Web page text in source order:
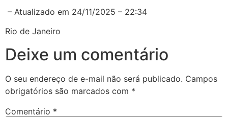
– Atualizado em 24/11/2025 – 22:34
Rio de Janeiro
Deixe um comentário
O seu endereço de e-mail não será publicado. Campos
obrigatórios são marcados com *
Comentário *